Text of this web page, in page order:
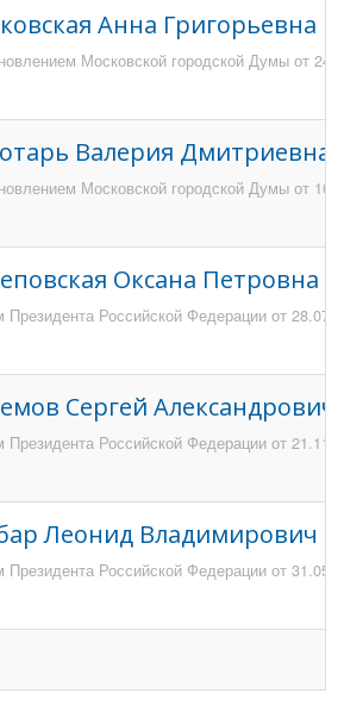
Анна Григорьевна
Московской городской Думы от 24
Валерия Дмитриевна
Московской городской Думы от
Оксана Петровна
Президента Российской Федерации от
Сергей Александрович
Президента Российской Федерации от
Леонид Владимирович
Президента Российской Федерации от